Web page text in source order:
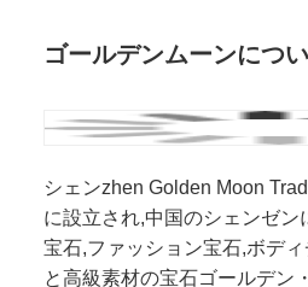
ゴールデンムーンにつ
シェンzhen Golden Moon
に設立され,中国のシェンゼン
宝石,ファッション宝石,ボデ
と高級素材の宝石ゴールデン